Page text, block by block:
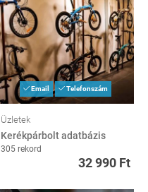
Email Telefonszám
Üzletek
Kerékpárbolt adatbázis
305 rekord
32 990 Ft